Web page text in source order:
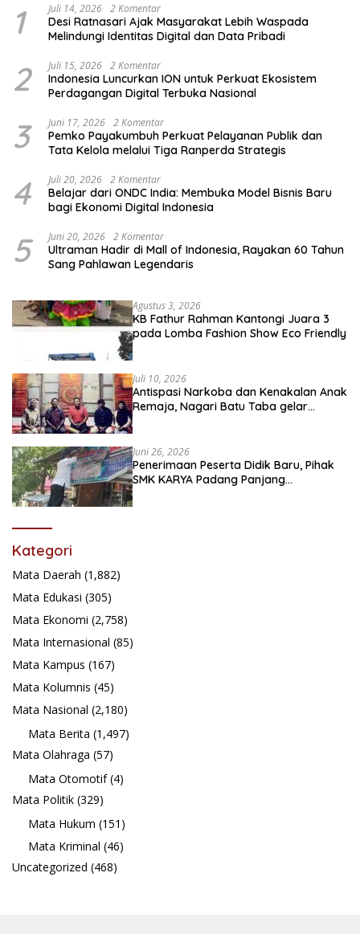
1 Juli 14, 2026 2 Komentar
Desi Ratnasari Ajak Masyarakat Lebih Waspada
Melindungi Identitas Digital dan Data Pribadi
2 Juli 15, 2026 2 Komentar
Indonesia Luncurkan ION untuk Perkuat Ekosistem
Perdagangan Digital Terbuka Nasional
3 Juni 17, 2026 2 Komentar
Pemko Payakumbuh Perkuat Pelayanan Publik dan
Tata Kelola melalui Tiga Ranperda Strategis
4 Juli 20, 2026 2 Komentar
Belajar dari ONDC India: Membuka Model Bisnis Baru
bagi Ekonomi Digital Indonesia
5 Juni 20, 2026 2 Komentar
Ultraman Hadir di Mall of Indonesia, Rayakan 60 Tahun
Sang Pahlawan Legendaris
Agustus 3, 2026
KB Fathur Rahman Kantongi Juara 3
pada Lomba Fashion Show Eco Friendly
Juli 10, 2026
Antispasi Narkoba dan Kenakalan Anak
Remaja, Nagari Batu Taba gelar
Juni 26, 2026
Penerimaan Peserta Didik Baru, Pihak
SMK KARYA Padang Panjang
Kategori
Mata Daerah (1,882)
Mata Edukasi (305)
Mata Ekonomi (2,758)
Mata Internasional (85)
Mata Kampus (167)
Mata Kolumnis (45)
Mata Nasional (2,180)
Mata Berita (1,497)
Mata Olahraga (57)
Mata Otomotif(4)
Mata Politik (329)
Mata Hukum (151)
Mata Kriminal (46)
Uncategorized (468)